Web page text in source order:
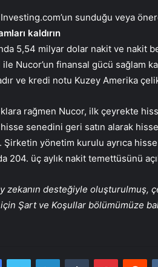
sunduğu veya
kaldırın
5,54 milyar dolar nakit ve nakit
Nucor’un finansal gücü sağlam
ve kredi notu Kuzey Amerika
rağmen Nucor, ilk çeyrekte
senedini geri satın alarak
yönetim kurulu ayrıca
204. üç aylık nakit temettüsünü
zekanın desteğiyle oluşturulmuş,
Şart ve Koşullar bölümümüze
FacebookTwitter LinkedInTumblr Pinterest